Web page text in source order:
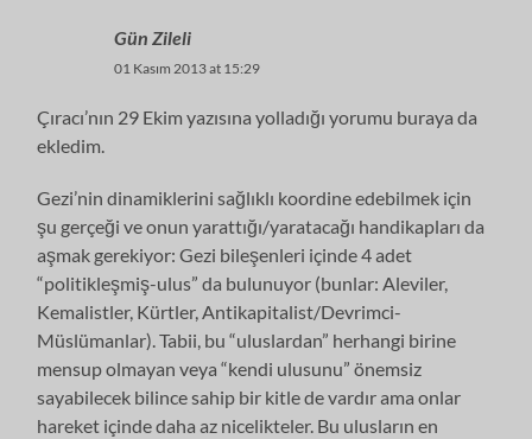
Gün Zileli
01 Kasım 2013 at 15:29
Çıracı’nın 29 Ekim yazısına yolladığı yorumu buraya da
ekledim.
Gezi’nin dinamiklerini sağlıklı koordine edebilmek için
şu gerçeği ve onun yarattığı/yaratacağı handikapları da
aşmak gerekiyor: Gezi bileşenleri içinde 4 adet
“politikleşmiş-ulus” da bulunuyor (bunlar: Aleviler,
Kemalistler, Kürtler, Antikapitalist/Devrimci-
Müslümanlar). Tabii, bu “uluslardan” herhangi birine
mensup olmayan veya “kendi ulusunu” önemsiz
sayabilecek bilince sahip bir kitle de vardır ama onlar
hareket içinde daha az nicelikteler. Bu ulusların en